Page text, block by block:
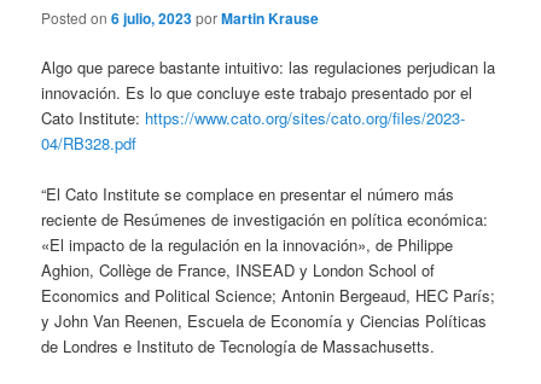
Posted on6 julio, 2023porMartin Krause
Algo que parece bastante intuitivo: las regulaciones perjudican la
innovación. Es lo que concluye este trabajo presentado por el
Cato Institute: https://www.cato.org/sites/cato.org/files/2023-
04/RB328.pdf
“El Cato Institute se complace en presentar el número más
reciente de Resúmenes de investigación en política económica:
«El impacto de la regulación en la innovación», de Philippe
Aghion, Collège de France, INSEAD y London School of
Economics and Political Science; Antonin Bergeaud, HEC París;
y John Van Reenen, Escuela de Economía y Ciencias Políticas
de Londres e Instituto de Tecnología de Massachusetts.